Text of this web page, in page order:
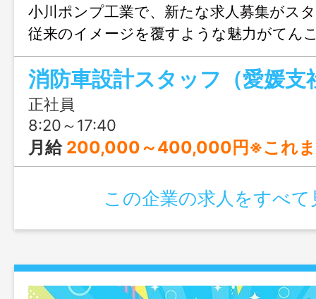
小川ポンプ工業で、新たな求人募集がス
従来のイメージを覆すような魅力がてん
学希望も増えている企業で、ちょっとレ
ぞいてみませんか？
消防車設計スタッフ（愛媛支
正社員
8:20～17:40
月給 200,000～400,000円※これまでの経験を
この企業の求人をすべて